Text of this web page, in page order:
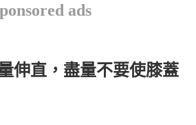
ads
伸直，盡量不要使膝蓋